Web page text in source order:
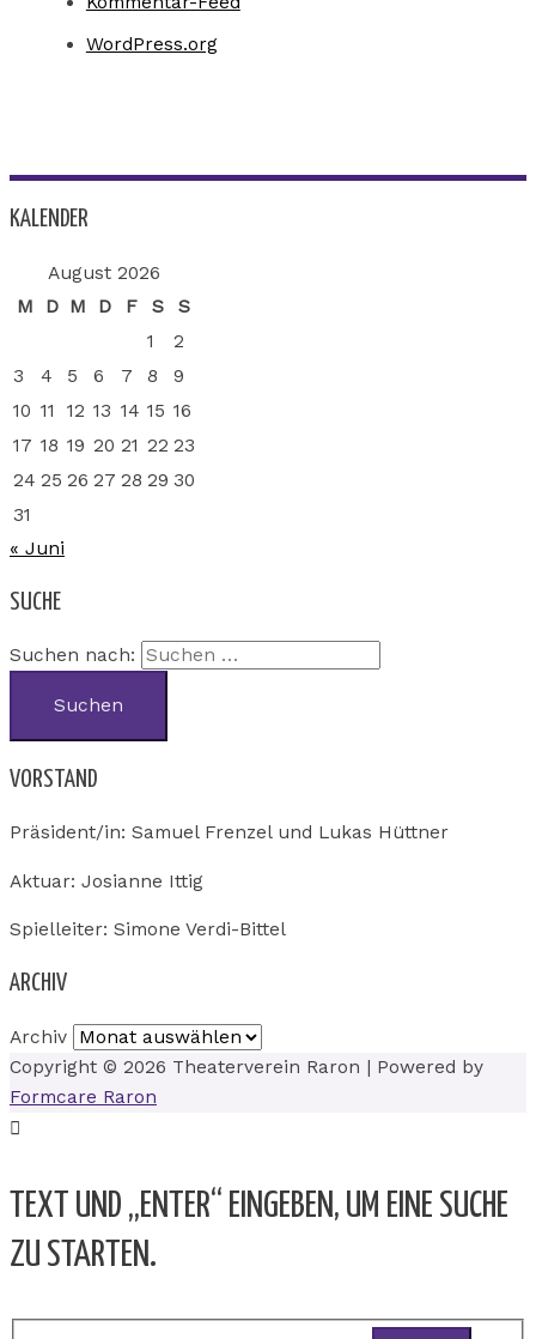
WordPress.org
KALENDER
August 2026
M
D M D F S
S
1
2
3
4 5 6 7 8
9
10 11 12 13 14 15 16
17 18 19 20 21 22 23
24 25 26 27 28 29 30
31
« Juni
SUCHE
Suchen nach:
VORSTAND
Präsident/in: Samuel Frenzel und Lukas Hüttner
Aktuar: Josianne Ittig
Spielleiter: Simone Verdi-Bittel
ARCHIV
Archiv
Copyright © 2026 Theaterverein Raron | Powered by
Formcare Raron
TEXT UND „ENTER“ EINGEBEN, UM EINE SUCHE
ZU STARTEN.